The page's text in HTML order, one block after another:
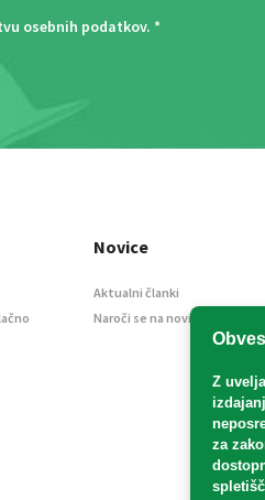
osebnih podatkov. *
Z
za
Novice
Aktualni članki
Naroči se na novice